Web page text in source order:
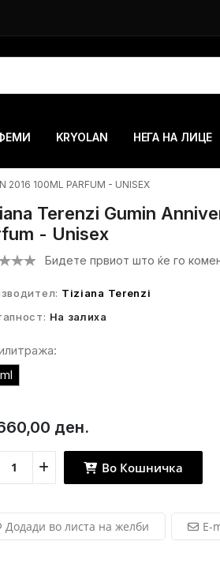
KRYOLAN НЕГА НА ЛИЦЕ
2016 100ML PARFUM - UNISEX
Terenzi Gumin
- Unisex
Бидете првиот што ќе го
Tiziana Terenzi
На залиха
ден.
Во Кошничка
Додади во листа на желби E-